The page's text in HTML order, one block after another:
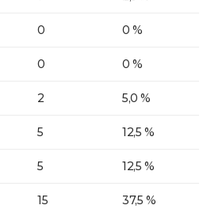
0 0 %
0 0 %
2 5,0 %
5 12,5 %
5 12,5 %
15 37,5 %